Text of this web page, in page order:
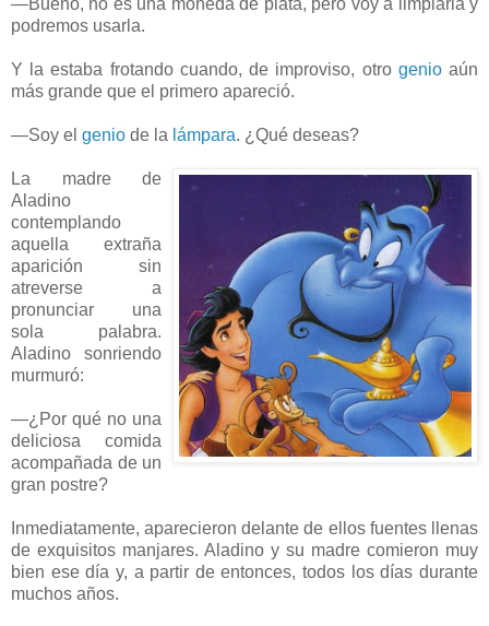
podremos usarla.
Y la estaba frotando cuando, de improviso, otro genioaún
más grande que el primero apareció.
—Soy el genio de la lámpara. ¿Qué deseas?
La madre de
Aladino
contemplando
aquella extraña
aparición sin
atreverse a
pronunciar una
sola palabra.
Aladino sonriendo
murmuró:
—¿Por qué no una
deliciosa comida
acompañada de un
gran postre?
Inmediatamente, aparecieron delante de ellos fuentes llenas
de exquisitos manjares. Aladino y su madre comieron muy
bien ese día y, a partir de entonces, todos los días durante
muchos años.